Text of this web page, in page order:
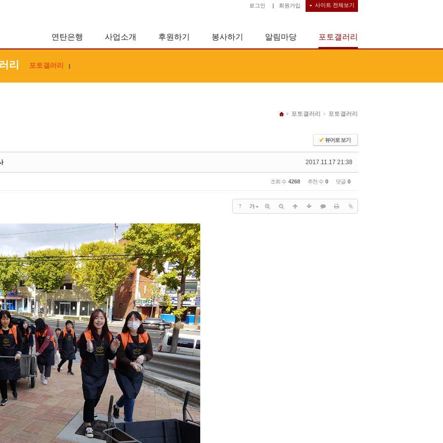
사이트 전체보기
로그인 | 회원가입
연탄은행 사업소개 후원하기 봉사하기 알림마당 포토갤러리
리 포토갤러리 |
포토갤러리 포토갤러리
✔뷰어로 보기
2017.11.17 21:38
조회 수 4268 추천 수 0 댓글 0
? 가